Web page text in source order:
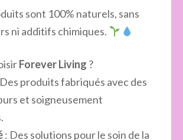
sont 100% naturels, sans
ni additifs chimiques.
Forever Living ?
produits fabriqués avec des
et soigneusement
: Des solutions pour le soin de la